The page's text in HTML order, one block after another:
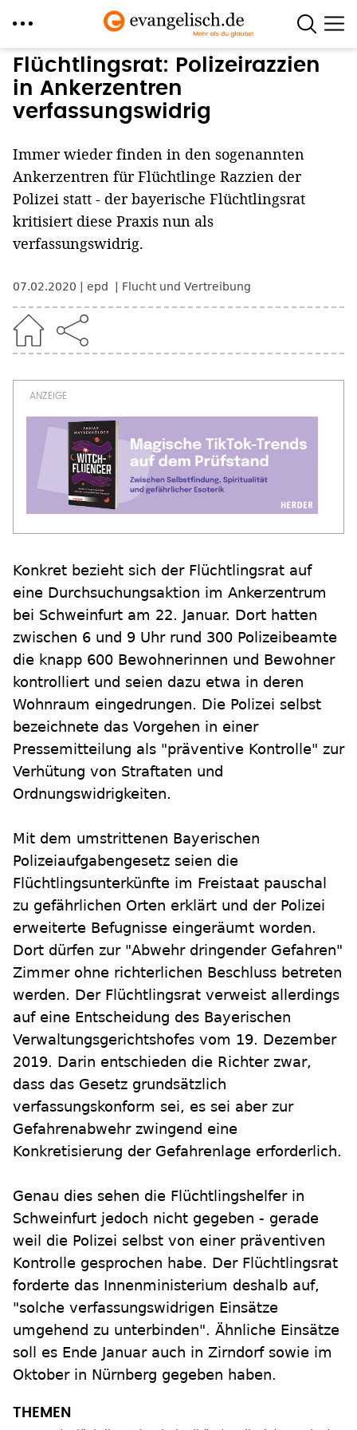
Direkt
zum
Inhalt
Flüchtlingsrat: Polizeirazzien
in Ankerzentren
verfassungswidrig
Immer wieder finden in den sogenannten
Ankerzentren für Flüchtlinge Razzien der
Polizei statt - der bayerische Flüchtlingsrat
kritisiert diese Praxis nun als
verfassungswidrig.
07.02.2020 epd Flucht und Vertreibung
Konkret bezieht sich der Flüchtlingsrat auf
eine Durchsuchungsaktion im Ankerzentrum
bei Schweinfurt am 22. Januar. Dort hatten
zwischen 6 und 9 Uhr rund 300 Polizeibeamte
die knapp 600 Bewohnerinnen und Bewohner
kontrolliert und seien dazu etwa in deren
Wohnraum eingedrungen. Die Polizei selbst
bezeichnete das Vorgehen in einer
Pressemitteilung als "präventive Kontrolle" zur
Verhütung von Straftaten und
Ordnungswidrigkeiten.
Mit dem umstrittenen Bayerischen
Polizeiaufgabengesetz seien die
Flüchtlingsunterkünfte im Freistaat pauschal
zu gefährlichen Orten erklärt und der Polizei
erweiterte Befugnisse eingeräumt worden.
Dort dürfen zur "Abwehr dringender Gefahren"
Zimmer ohne richterlichen Beschluss betreten
werden. Der Flüchtlingsrat verweist allerdings
auf eine Entscheidung des Bayerischen
Verwaltungsgerichtshofes vom 19. Dezember
2019. Darin entschieden die Richter zwar,
dass das Gesetz grundsätzlich
verfassungskonform sei, es sei aber zur
Gefahrenabwehr zwingend eine
Konkretisierung der Gefahrenlage erforderlich.
Genau dies sehen die Flüchtlingshelfer in
Schweinfurt jedoch nicht gegeben - gerade
weil die Polizei selbst von einer präventiven
Kontrolle gesprochen habe. Der Flüchtlingsrat
forderte das Innenministerium deshalb auf,
"solche verfassungswidrigen Einsätze
umgehend zu unterbinden". Ähnliche Einsätze
soll es Ende Januar auch in Zirndorf sowie im
Oktober in Nürnberg gegeben haben.